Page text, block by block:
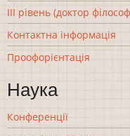
ІІІ рівень (доктор
Контактна інформація
Проофорієнтація
Наука
Конференції